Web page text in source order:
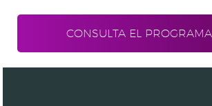
CONSULTA EL